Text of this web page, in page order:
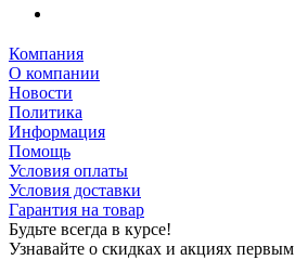
Компания
О компании
Новости
Политика
Информация
Помощь
Условия оплаты
Условия доставки
Гарантия на товар
Будьте всегда в курсе!
Узнавайте о скидках и акциях первым